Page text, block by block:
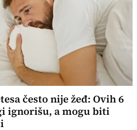
često nije žeđ: Ovih 6
ignorišu, a mogu biti